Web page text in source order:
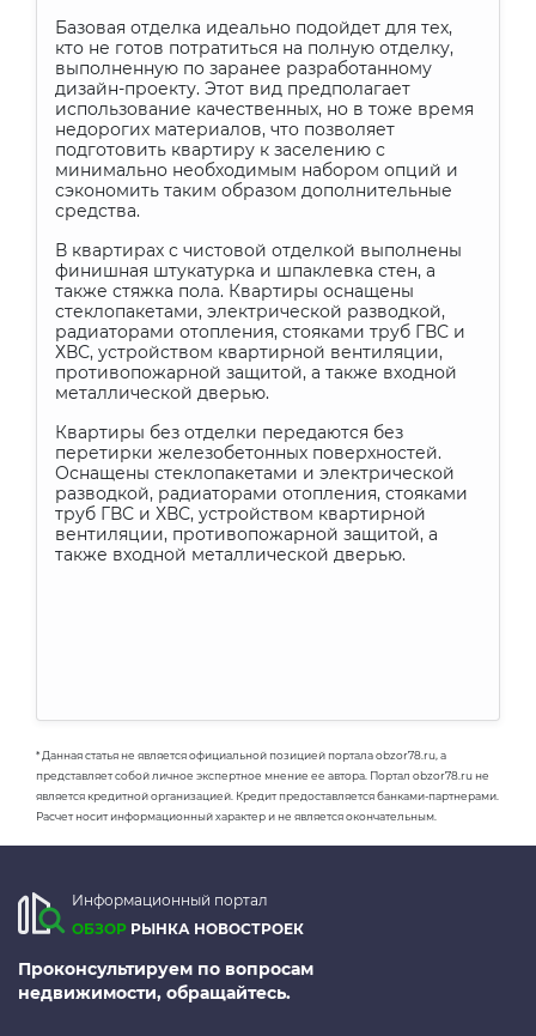
Базовая отделка идеально подойдет для тех,
кто не готов потратиться на полную отделку,
выполненную по заранее разработанному
дизайн-проекту. Этот вид предполагает
использование качественных, но в тоже время
недорогих материалов, что позволяет
подготовить квартиру к заселению с
минимально необходимым набором опций и
сэкономить таким образом дополнительные
средства.
В квартирах с чистовой отделкой выполнены
финишная штукатурка и шпаклевка стен, а
также стяжка пола. Квартиры оснащены
стеклопакетами, электрической разводкой,
радиаторами отопления, стояками труб ГВС и
ХВС, устройством квартирной вентиляции,
противопожарной защитой, а также входной
металлической дверью.
Квартиры без отделки передаются без
перетирки железобетонных поверхностей.
Оснащены стеклопакетами и электрической
разводкой, радиаторами отопления, стояками
труб ГВС и ХВС, устройством квартирной
вентиляции, противопожарной защитой, а
также входной металлической дверью.
* Данная статья не является официальной позицией портала obzor78.ru, а
представляет собой личное экспертное мнение ее автора. Портал obzor78.ru не
является кредитной организацией. Кредит предоставляется банками-партнерами.
Расчет носит информационный характер и не является окончательным.
Информационный портал
ОБЗОР РЫНКА НОВОСТРОЕК
Проконсультируем по вопросам
недвижимости, обращайтесь.